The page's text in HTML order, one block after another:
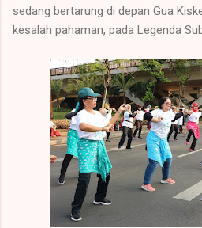
sedang bertarung di depan Gua
kesalah pahaman, pada Legenda